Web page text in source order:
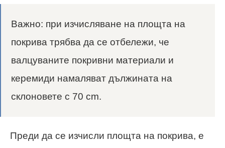
Важно: при изчисляване на площта на
покрива трябва да се отбележи, че
валцуваните покривни материали и
керемиди намаляват дължината на
склоновете с 70 cm.
Преди да се изчисли площта на покрива, е